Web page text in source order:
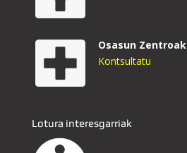
Osasun Zentroak
Kontsultatu
Lotura interesgarriak